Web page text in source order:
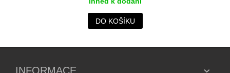
DO KOŠÍKU
INFORMACE